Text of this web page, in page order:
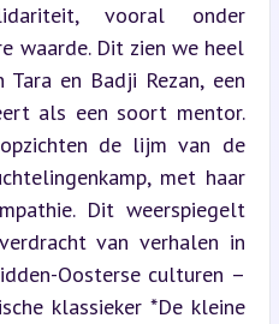
vooral onder
waarde. Dit zien we heel
en Badji Rezan, een
als een soort mentor.
de lijm van de
met haar
Dit weerspiegelt
van verhalen in
Oosterse culturen –
klassieker *De kleine